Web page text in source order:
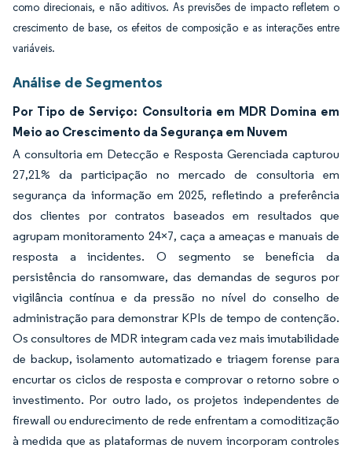
como direcionais, e não aditivos. As previsões de impacto refletem o
crescimento de base, os efeitos de composição e as interações entre
variáveis.
Análise de Segmentos
Por Tipo de Serviço: Consultoria em MDR Domina em
Meio ao Crescimento da Segurança em Nuvem
A consultoria em Detecção e Resposta Gerenciada capturou
27,21% da participação no mercado de consultoria em
segurança da informação em 2025, refletindo a preferência
dos clientes por contratos baseados em resultados que
agrupam monitoramento 24×7, caça a ameaças e manuais de
resposta a incidentes. O segmento se beneficia da
persistência do ransomware, das demandas de seguros por
vigilância contínua e da pressão no nível do conselho de
administração para demonstrar KPIs de tempo de contenção.
Os consultores de MDR integram cada vez mais imutabilidade
de backup, isolamento automatizado e triagem forense para
encurtar os ciclos de resposta e comprovar o retorno sobre o
investimento. Por outro lado, os projetos independentes de
firewall ou endurecimento de rede enfrentam a comoditização
à medida que as plataformas de nuvem incorporam controles